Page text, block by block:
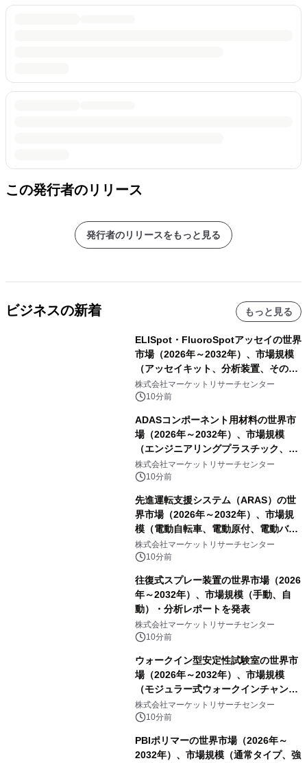
この発行者のリリース
発行者のリリースをもっと見る
ビジネスの新着 もっと見る
ELISpot・FluoroSpotアッセイの世界
市場（2026年～2032年）、市場規模
（アッセイキット、分析装置、その
他）・分析レポートを発表
株式会社マーケットリサーチセンター
10分前
ADASコンポーネント用材料の世界市
場（2026年～2032年）、市場規模
（エンジニアリングプラスチック、RF
および誘電体材料、光学・カバー材
料、その他）・分析レポートを発表
株式会社マーケットリサーチセンター
10分前
先進運転支援システム（ARAS）の世
界市場（2026年～2032年）、市場規
模（電動自転車、電動原付、電動バイ
ク）・分析レポートを発表
株式会社マーケットリサーチセンター
10分前
往復式スプレー装置の世界市場（2026
年～2032年）、市場規模（手動、自
動）・分析レポートを発表
株式会社マーケットリサーチセンター
10分前
ウォークイン型安定性試験室の世界市
場（2026年～2032年）、市場規模
（モジュラー式ウォークインチャンバ
ー、溶接式ウォークインチャンバ
ー）・分析レポートを発表
株式会社マーケットリサーチセンター
10分前
PBIポリマーの世界市場（2026年～
2032年）、市場規模（通常タイプ、強